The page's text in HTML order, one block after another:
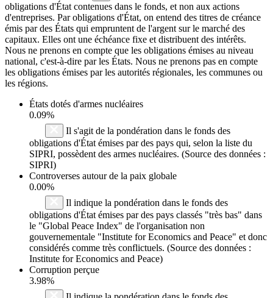
obligations d'État contenues dans le fonds, et non aux actions
d'entreprises. Par obligations d'État, on entend des titres de créance
émis par des États qui empruntent de l'argent sur le marché des
capitaux. Elles ont une échéance fixe et distribuent des intérêts.
Nous ne prenons en compte que les obligations émises au niveau
national, c'est-à-dire par les États. Nous ne prenons pas en compte
les obligations émises par les autorités régionales, les communes ou
les régions.
États dotés d'armes nucléaires
0.09%
Il s'agit de la pondération dans le fonds des
obligations d'État émises par des pays qui, selon la liste du
SIPRI, possèdent des armes nucléaires. (Source des données :
SIPRI)
Controverses autour de la paix globale
0.00%
Il indique la pondération dans le fonds des
obligations d'État émises par des pays classés "très bas" dans
le "Global Peace Index" de l'organisation non
gouvernementale "Institute for Economics and Peace" et donc
considérés comme très conflictuels. (Source des données :
Institute for Economics and Peace)
Corruption perçue
3.98%